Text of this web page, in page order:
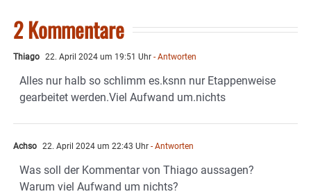
2 Kommentare
Thiago 22. April 2024 um 19:51 Uhr - Antworten
Alles nur halb so schlimm es.ksnn nur Etappenweise
gearbeitet werden.Viel Aufwand um.nichts
Achso 22. April 2024 um 22:43 Uhr - Antworten
Was soll der Kommentar von Thiago aussagen?
Warum viel Aufwand um nichts?